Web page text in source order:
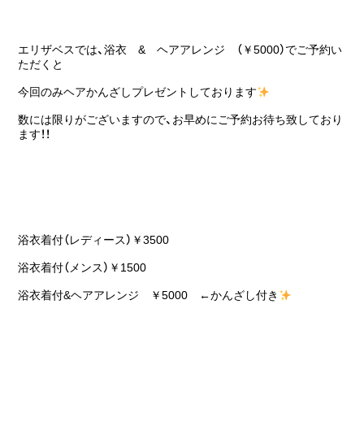
エリザベスでは、浴衣 & ヘアアレンジ （￥5000）でご予約い
ただくと
今回のみヘアかんざしプレゼントしております
数には限りがございますので、お早めにご予約お待ち致しており
ます！！
浴衣着付（レディース）￥3500
浴衣着付（メンス）￥1500
浴衣着付&ヘアアレンジ ￥5000 ←かんざし付き